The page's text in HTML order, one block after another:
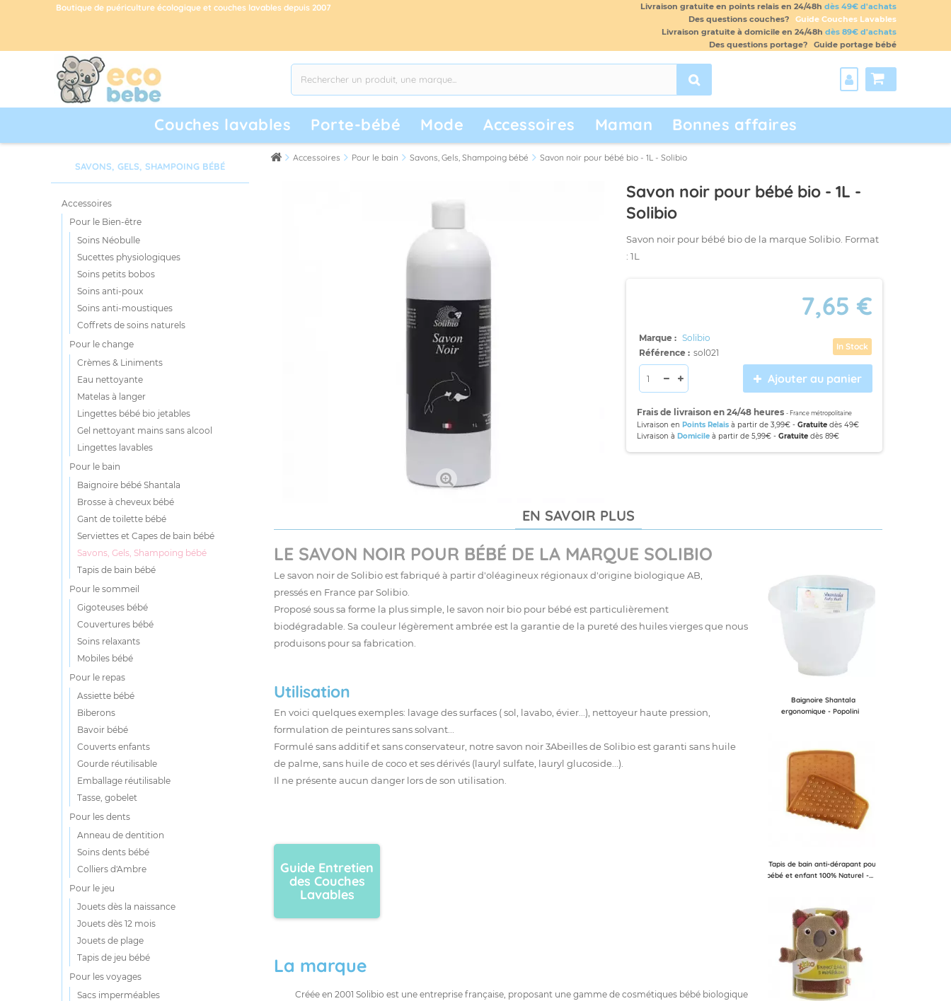
Boutique de puériculture écologique et couches lavables depuis 2007 Livraison gratuite en points relais en 24/48h dès 49€ d'achats
Des questions couches?
Guide Couches Lavables
Livraison gratuite à domicile en 24/48h dès 89€ d'achats
Des questions portage?
Guide portage bébé
Couches lavables Porte-bébé Mode Accessoires Maman Bonnes affaires
SAVONS, GELS, SHAMPOING BÉBÉ
Accessoires
Pour le Bien-être
Soins Néobulle
Sucettes physiologiques
Soins petits bobos
Soins anti-poux
Soins anti-moustiques
Coffrets de soins naturels
Pour le change
Crèmes & Liniments
Eau nettoyante
Matelas à langer
Lingettes bébé bio jetables
Gel nettoyant mains sans alcool
Lingettes lavables
Pour le bain
Baignoire bébé Shantala
Brosse à cheveux bébé
Gant de toilette bébé
Serviettes et Capes de bain bébé
Savons, Gels, Shampoing bébé
Tapis de bain bébé
Pour le sommeil
Gigoteuses bébé
Couvertures bébé
Soins relaxants
Mobiles bébé
Pour le repas
Assiette bébé
Biberons
Bavoir bébé
Couverts enfants
Gourde réutilisable
Emballage réutilisable
Tasse, gobelet
Pour les dents
Anneau de dentition
Soins dents bébé
Colliers d'Ambre
Pour le jeu
Jouets dès la naissance
Jouets dès 12 mois
Jouets de plage
Tapis de jeu bébé
Pour les voyages
Sacs imperméables
Accessoires Pour le bain Savons, Gels, Shampoing bébé Savon noir pour bébé bio - 1L - Solibio
Savon noir pour bébé bio - 1L -
Solibio
Savon noir pour bébé bio de la marque Solibio. Format
: 1L
7,65 €
Marque : Solibio
Référence : sol021
In Stock
Ajouter au panier
Frais de livraison en 24/48 heures - France métropolitaine
Livraison en Points Relaisà partir de 3,99€ - Gratuitedès 49€
Livraison à Domicileà partir de 5,99€ - Gratuitedès 89€
EN SAVOIR PLUS
Baignoire Shantala
ergonomique - Popolini
Tapis de bain anti-dérapant pour
bébé et enfant 100% Naturel -...
LE SAVON NOIR POUR BÉBÉ DE LA MARQUE SOLIBIO
Le savon noir de Solibio est fabriqué à partir d'oléagineux régionaux d'origine biologique AB,
pressés en France par Solibio.
Proposé sous sa forme la plus simple, le savon noir bio pour bébé est particulièrement
biodégradable. Sa couleur légèrement ambrée est la garantie de la pureté des huiles vierges que nous
produisons pour sa fabrication.
Utilisation
En voici quelques exemples: lavage des surfaces ( sol, lavabo, évier...), nettoyeur haute pression,
formulation de peintures sans solvant...
Formulé sans additif et sans conservateur, notre savon noir 3Abeilles de Solibio est garanti sans huile
de palme, sans huile de coco et ses dérivés (lauryl sulfate, lauryl glucoside...).
Il ne présente aucun danger lors de son utilisation.
Guide Entretien
des Couches
Lavables
La marque
Créée en 2001 Solibio est une entreprise française, proposant une gamme de cosmétiques bébé biologique